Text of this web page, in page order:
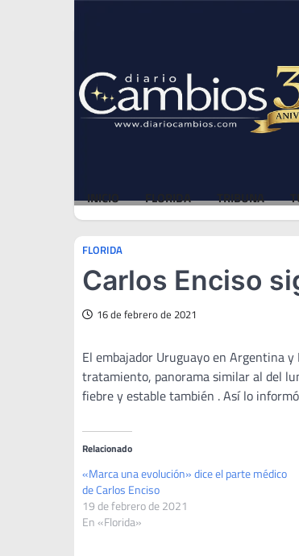
INICIO FLORIDA TRIBUNA
FLORIDA
Carlos Enciso
16 de febrero de 2021
El embajador Uruguayo en Argentina
tratamiento, panorama similar al del
fiebre y estable también . Así lo
Relacionado
«Marca una evolución» dice el parte médico
de Carlos Enciso
19 de febrero de 2021
En «Florida»